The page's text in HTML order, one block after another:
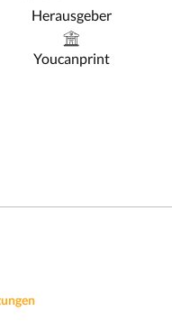
Herausgeber
Youcanprint